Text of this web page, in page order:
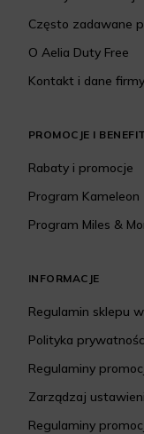
Często zadawane
O Aelia Duty Free
Kontakt i dane firmy
PROMOCJE I
Rabaty i promocje
Program Kameleon
Program Miles &
INFORMACJE
Regulamin sklepu
Polityka
Regulaminy
Zarządzaj
Regulaminy